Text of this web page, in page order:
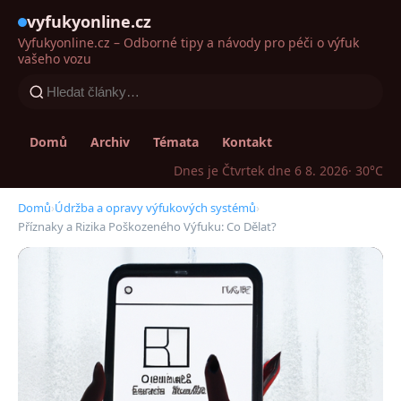
vyfukyonline.cz
Vyfukyonline.cz – Odborné tipy a návody pro péči o výfuk
vašeho vozu
Domů Archiv Témata
Kontakt
Dnes je Čtvrtek dne 6 8. 2026· 30°C
Domů›Údržba a opravy výfukových systémů›
Příznaky a Rizika Poškozeného Výfuku: Co Dělat?